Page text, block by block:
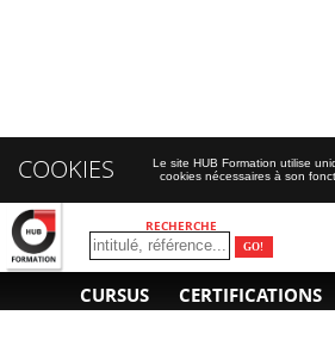
RECHERCHE
CURSUS CERTIFICATIONS
COOKIES
Le site HUB Formation utilise
cookies nécessaires à son